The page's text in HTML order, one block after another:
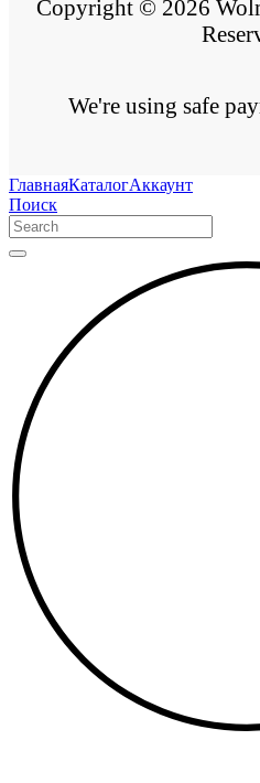
Copyright © 2026
We're using safe
ГлавнаяКаталогАккаунт
Поиск